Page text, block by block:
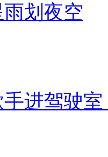
划夜空
进驾驶